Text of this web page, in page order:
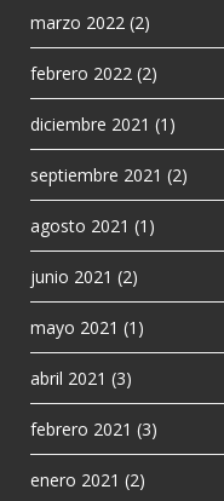
marzo 2022 (2)
febrero 2022 (2)
diciembre 2021 (1)
septiembre 2021 (2)
agosto 2021 (1)
junio 2021 (2)
mayo 2021 (1)
abril 2021 (3)
febrero 2021 (3)
enero 2021 (2)